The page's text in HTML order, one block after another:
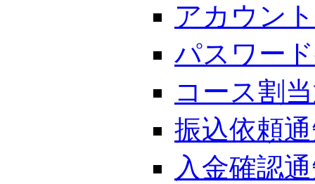
アカウン
パスワー
コース割
振込依頼
入金確認